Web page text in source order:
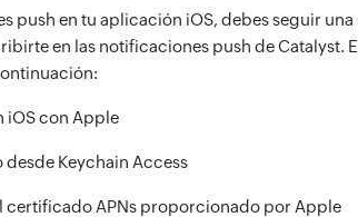
push en tu aplicación iOS, debes seguir una
en las notificaciones push de Catalyst.
iOS con Apple
Keychain Access
certificado APNs proporcionado por Apple